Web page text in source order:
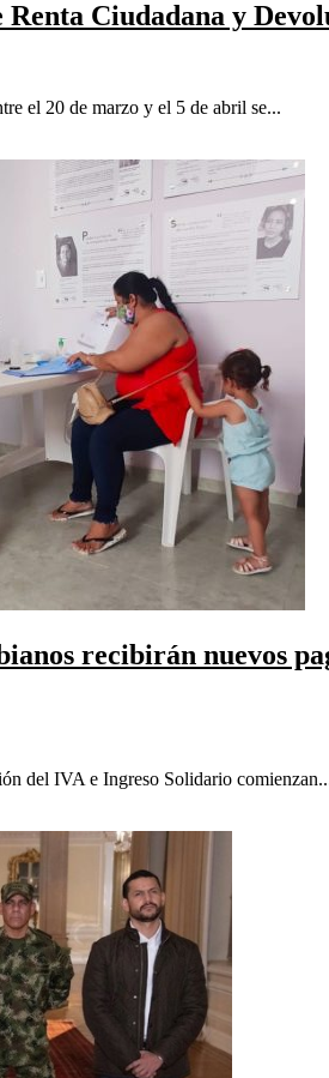
Ciudadana y
el 20 de marzo y el 5 de abril se...
recibirán nuevos
del IVA e Ingreso Solidario